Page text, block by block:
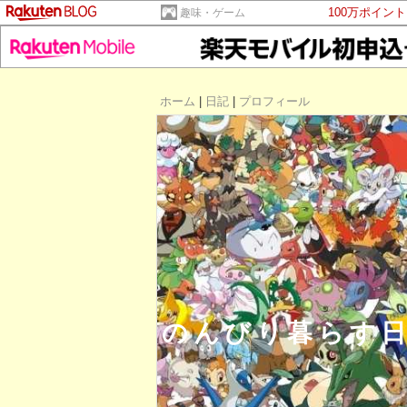
趣味・ゲーム 100万ポイン
ホーム 日記 プロフィール
のんびり暮らす